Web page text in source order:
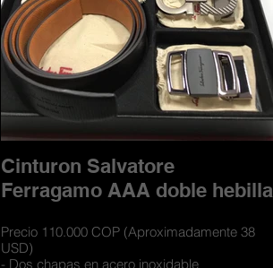
Cinturon Salvatore
Ferragamo AAA doble hebilla
Precio 110.000 COP (Aproximadamente 38
USD)
- Dos chapas en acero inoxidable